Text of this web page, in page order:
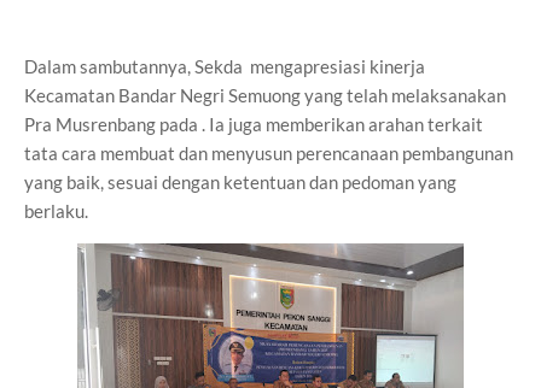
Dalam sambutannya, Sekda mengapresiasi kinerja
Kecamatan Bandar Negri Semuong yang telah melaksanakan
Pra Musrenbang pada . Ia juga memberikan arahan terkait
tata cara membuat dan menyusun perencanaan pembangunan
yang baik, sesuai dengan ketentuan dan pedoman yang
berlaku.